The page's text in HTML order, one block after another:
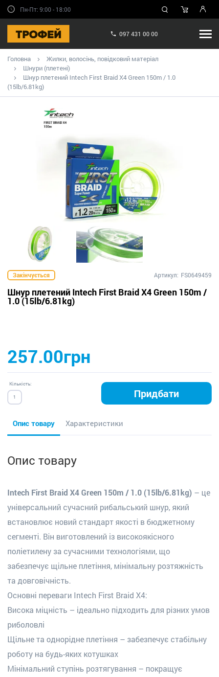
Пн-Пт: 9:00 - 18:00
097 431 00 00
Головна
Жилки, волосінь, повідковий матеріал
Шнури (плетені)
Шнур плетений Intech First Braid X4 Green 150m / 1.0
(15lb/6.81kg)
Закінчується Артикул: FS0649459
Шнур плетений Intech First Braid X4 Green 150m /
1.0 (15lb/6.81kg)
257.00грн
Кількість:
Придбати
Опис товару Характеристики
Опис товару
Intech First Braid X4 Green 150m / 1.0 (15lb/6.81kg) – це
універсальний сучасний рибальський шнур, який
встановлює новий стандарт якості в бюджетному
сегменті. Він виготовлений із високоякісного
поліетилену за сучасними технологіями, що
забезпечує щільне плетіння, мінімальну розтяжність
та довговічність.
Основні переваги Intech First Braid X4:
Висока міцність – ідеально підходить для різних умов
риболовлі
Щільне та однорідне плетіння – забезпечує стабільну
роботу на будь-яких котушках
Мінімальний ступінь розтягування – покращує